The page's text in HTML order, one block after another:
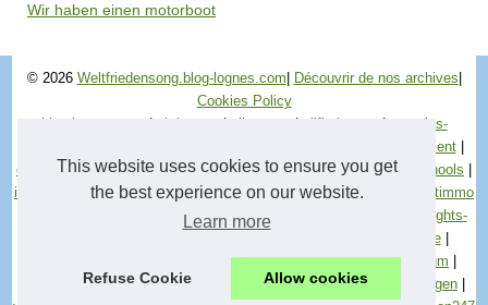
This website uses cookies to ensure you get
the best experience on our website.
Learn more
Refuse Cookie Allow cookies
Wir haben einen motorboot
© 2026 Weltfriedensong.blog-lognes.com Découvrir de nos archives
Cookies Policy
blog-lognes.com
| ab-hotsex | alleensex | allfistingsex |
autoglas-
e-allaitement|
escaladereunion|filmexxx| france-aquarium|gossiplive |hopeschools
industrialenergyaudit| inspire-smes|iskrica|lemeilleurfinancementimmo
medizin-markt|micromegapolis
naughtynights-
nyboatsforsale|
quakebrasil|raid-normand|rhodos-forum
spirit-of-freedom| steel-chat sviluppositi|teen-sex|turkijewoningen